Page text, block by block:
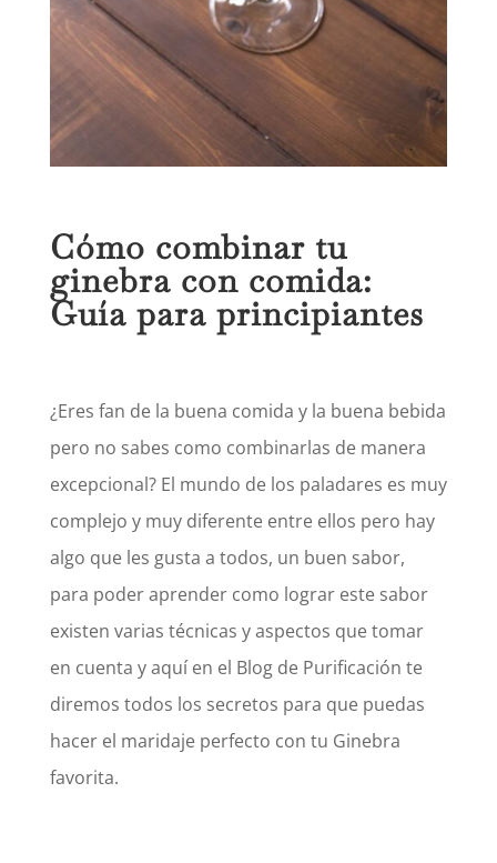
Cómo combinar tu
ginebra con comida:
Guía para principiantes
¿Eres fan de la buena comida y la buena bebida
pero no sabes como combinarlas de manera
excepcional? El mundo de los paladares es muy
complejo y muy diferente entre ellos pero hay
algo que les gusta a todos, un buen sabor,
para poder aprender como lograr este sabor
existen varias técnicas y aspectos que tomar
en cuenta y aquí en el Blog de Purificación te
diremos todos los secretos para que puedas
hacer el maridaje perfecto con tu Ginebra
favorita.